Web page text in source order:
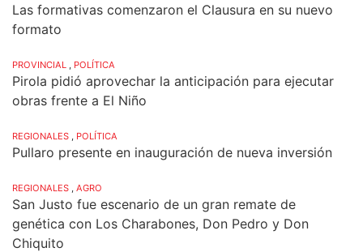
Las formativas comenzaron el Clausura en su nuevo
formato
PROVINCIAL , POLÍTICA
Pirola pidió aprovechar la anticipación para ejecutar
obras frente a El Niño
REGIONALES , POLÍTICA
Pullaro presente en inauguración de nueva inversión
REGIONALES , AGRO
San Justo fue escenario de un gran remate de
genética con Los Charabones, Don Pedro y Don
Chiquito